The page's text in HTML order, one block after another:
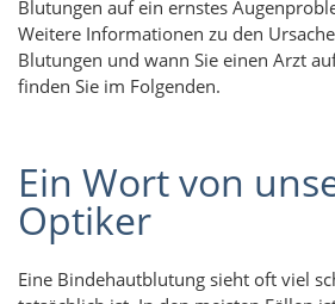
Blutungen auf ein ernstes
Weitere Informationen zu den
Blutungen und wann Sie einen Arzt
finden Sie im Folgenden.
Ein Wort von
Optiker
Eine Bindehautblutung sieht oft viel